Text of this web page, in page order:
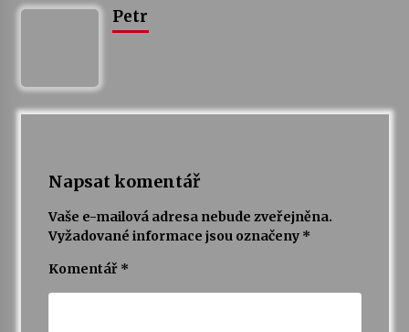
Petr
Napsat komentář
Vaše e-mailová adresa nebude zveřejněna.
Vyžadované informace jsou označeny *
Komentář *